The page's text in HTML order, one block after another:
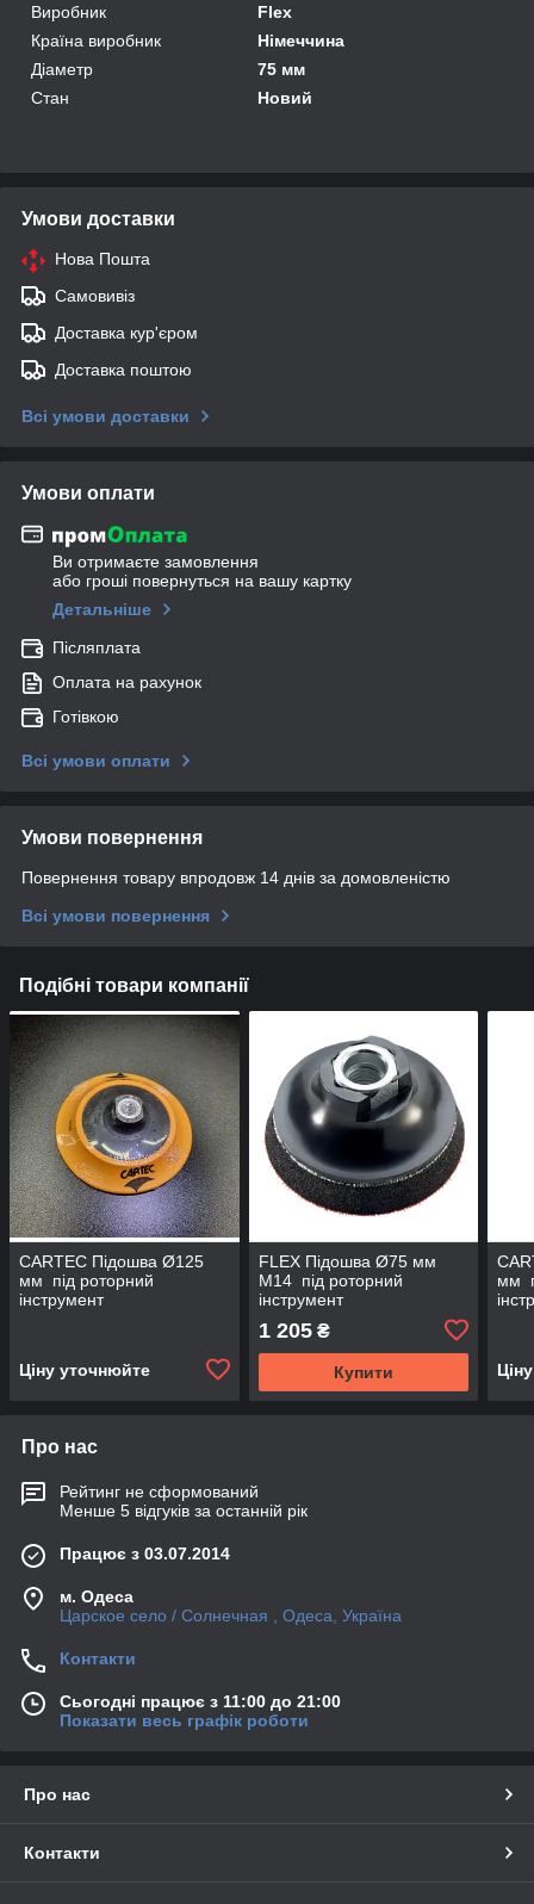
Виробник
Flex
Країна виробник
Німеччина
Діаметр
75 мм
Стан
Новий
Умови доставки
Нова Пошта
Самовивіз
Доставка кур'єром
Доставка поштою
Всі умови доставки
Умови оплати
Ви отримаєте замовлення
або гроші повернуться на вашу картку
Детальніше
Післяплата
Оплата на рахунок
Готівкою
Всі умови оплати
Умови повернення
Повернення товару впродовж 14 днів за домовленістю
Всі умови повернення
Подібні товари компанії
CARTEC Підошва Ø125
мм під роторний
інструмент
Ціну уточнюйте
FLEX Підошва Ø75 мм
М14 під роторний
інструмент
1 205₴
Купити
мм
Про нас
Рейтинг не сформований
Менше 5 відгуків за останній рік
Працює з 03.07.2014
м. Одеса
Царское село / Солнечная , Одеса, Україна
Контакти
Сьогодні працює з 11:00 до 21:00
Показати весь графік роботи
Про нас
Контакти